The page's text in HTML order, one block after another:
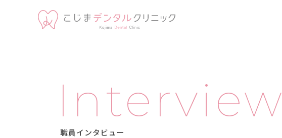
Interview
職員インタビュー